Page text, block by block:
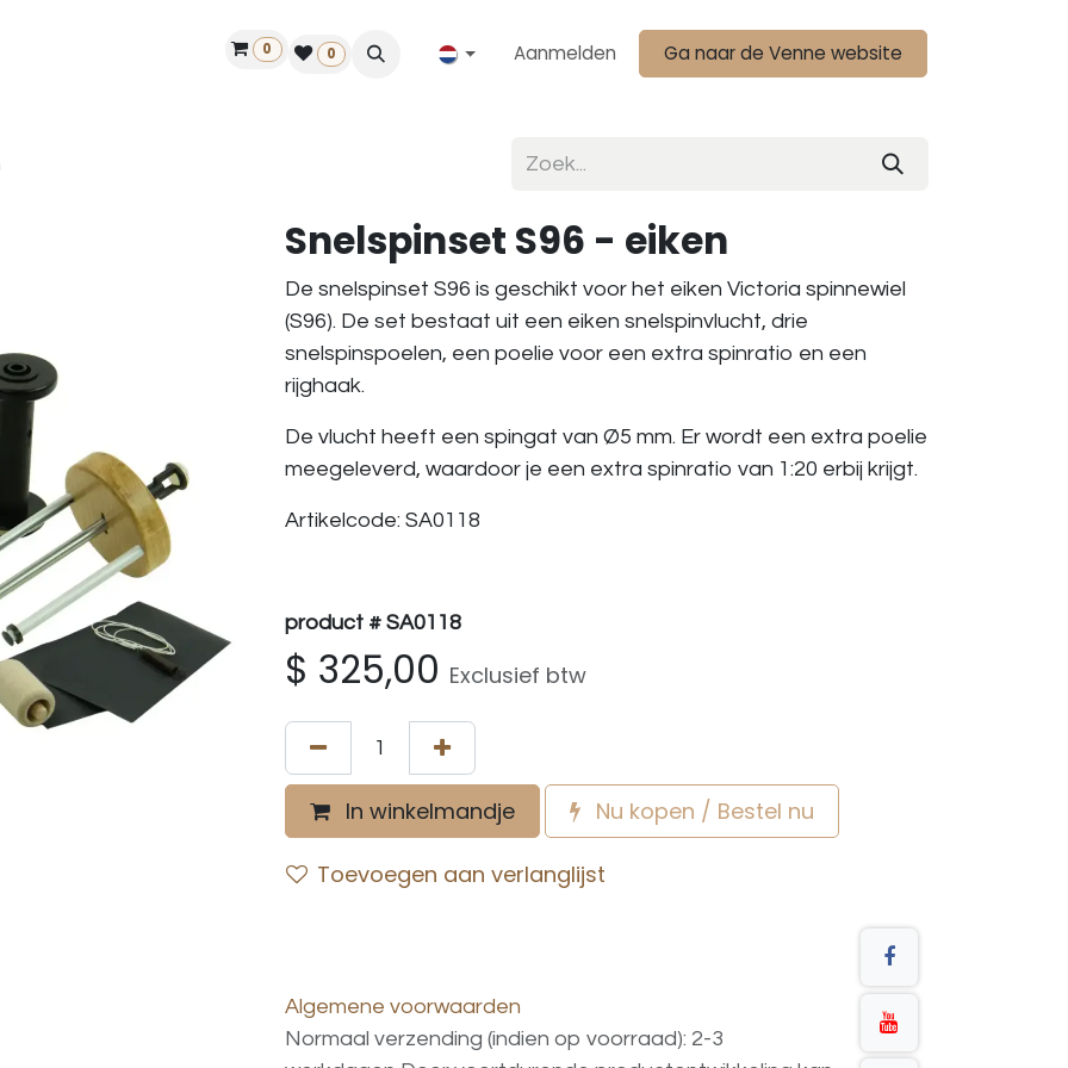
Vind een dealer
0 0 Aanmelden Ga naar de Venne website
Snelspinset S96 - eiken
De snelspinset S96 is geschikt voor het eiken Victoria spinnewiel
(S96). De set bestaat uit een eiken snelspinvlucht, drie
snelspinspoelen, een poelie voor een extra spinratio en een
rijghaak.
De vlucht heeft een spingat van Ø5 mm. Er wordt een extra poelie
meegeleverd, waardoor je een extra spinratio van 1:20 erbij krijgt.
Artikelcode: SA0118
product # SA0118
$ 325,00 Exclusief btw
In winkelmandje Nu kopen / Bestel nu
Toevoegen aan verlanglijst
Algemene voorwaarden
Normaal verzending (indien op voorraad): 2-3